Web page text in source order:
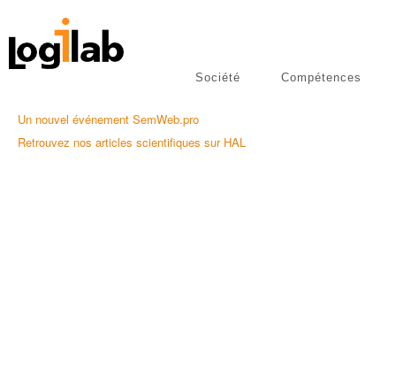
Société
Compétences
Un nouvel événement SemWeb.pro
Retrouvez nos articles scientifiques sur HAL